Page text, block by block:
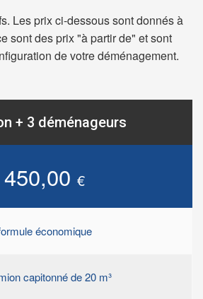
Les prix ci-dessous sont donnés à
sont des prix "à partir de" et sont
de votre déménagement.
+ 3 déménageurs
450,00 €
économique
capitonné de 20 m³